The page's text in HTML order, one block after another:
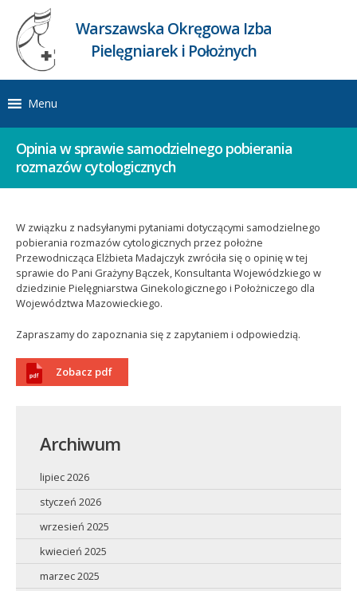
Warszawska Okręgowa Izba
Pielęgniarek i Położnych
Menu
Opinia w sprawie samodzielnego pobierania
rozmazów cytologicznych
W związku z nadsyłanymi pytaniami dotyczącymi samodzielnego
pobierania rozmazów cytologicznych przez położne
Przewodnicząca Elżbieta Madajczyk zwróciła się o opinię w tej
sprawie do Pani Grażyny Bączek, Konsultanta Wojewódzkiego w
dziedzinie Pielęgniarstwa Ginekologicznego i Położniczego dla
Województwa Mazowieckiego.
Zapraszamy do zapoznania się z zapytaniem i odpowiedzią.
Zobacz pdf
Archiwum
lipiec 2026
styczeń 2026
wrzesień 2025
kwiecień 2025
marzec 2025